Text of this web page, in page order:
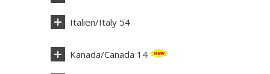
Italien/Italy 54
Kanada/Canada 14